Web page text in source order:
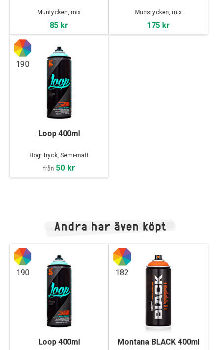
Muntycken, mix
85 kr
Munstycken, mix
175 kr
190
Loop 400ml
Högt tryck, Semi-matt
från 50 kr
Andra har även köpt
190
Loop 400ml
182
Montana BLACK 400ml